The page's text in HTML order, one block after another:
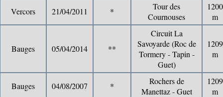
Vercors 21/04/2011 *
Tour des
Cournouses
1200
m
Bauges 05/04/2014 **
Circuit La
Savoyarde (Roc de
Tormery - Tapin -
Guet)
1209
m
Bauges 04/08/2007 *
Rochers de
Manettaz - Guet
1209
m